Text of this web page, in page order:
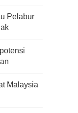
Pelabur
Malaysia